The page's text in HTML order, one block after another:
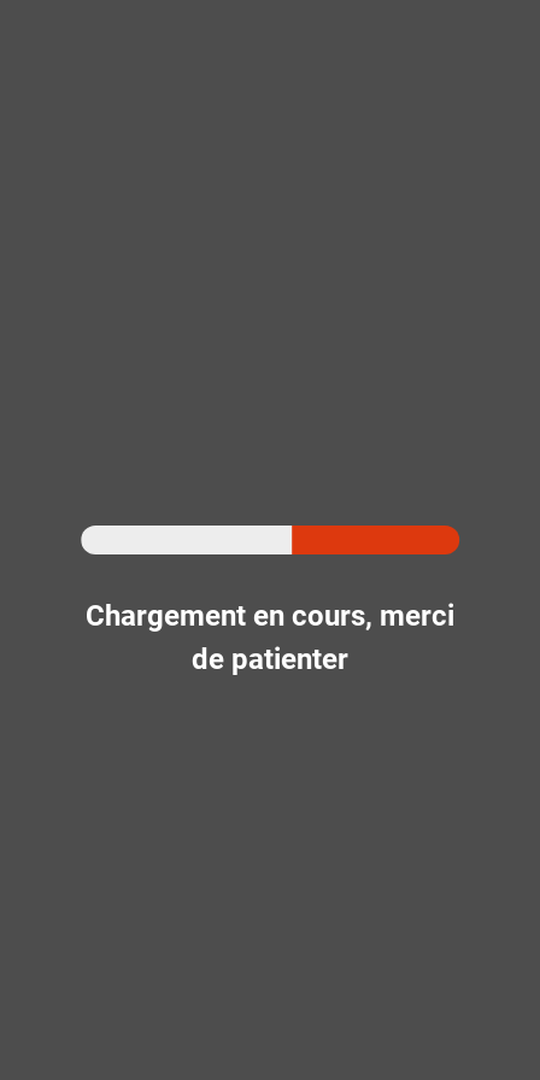
Chargement en cours, merci
de patienter